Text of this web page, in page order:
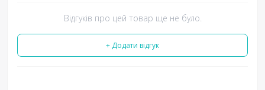
Відгуків про цей товар ще не було.
+ Додати відгук